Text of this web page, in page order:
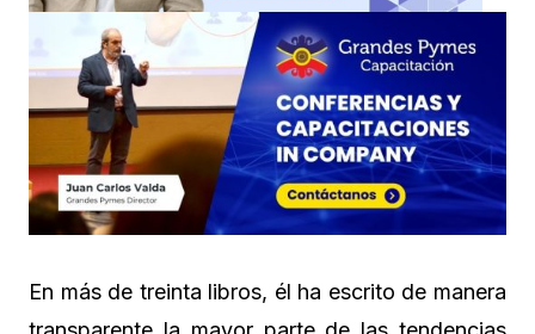
En más de treinta libros, él ha escrito de manera